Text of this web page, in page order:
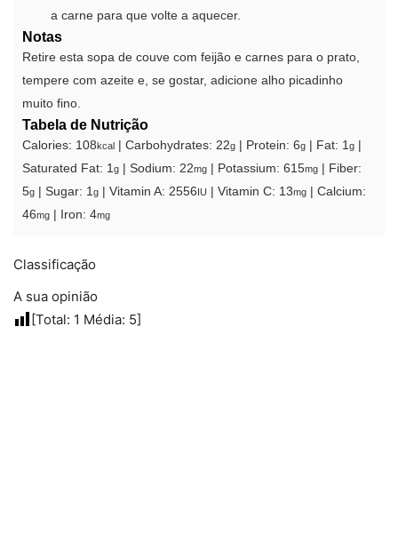
a carne para que volte a aquecer.
Notas
Retire esta sopa de couve com feijão e carnes para o prato,
tempere com azeite e, se gostar, adicione alho picadinho
muito fino.
Tabela de Nutrição
Calories: 108kcal Carbohydrates: 22g Protein: 6g Fat: 1g
Saturated Fat: 1g Sodium: 22mg Potassium: 615mg
Fiber:
5g Sugar: 1g Vitamin A: 2556IU Vitamin C: 13mg
Calcium:
46mg Iron: 4mg
Classificação
A sua opinião
[Total: 1 Média: 5]